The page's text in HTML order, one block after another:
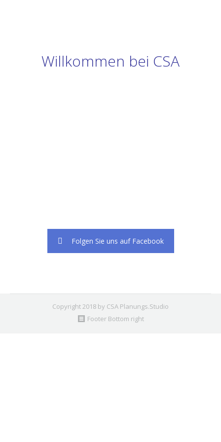
Willkommen bei CSA
Folgen Sie uns auf Facebook
Copyright 2018 by CSA Planungs.Studio
Footer Bottom right